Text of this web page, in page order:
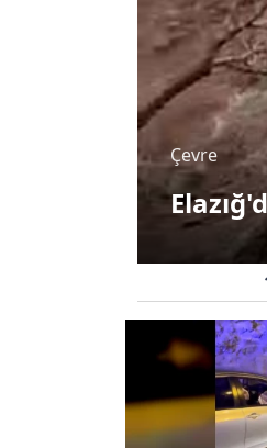
Çevre